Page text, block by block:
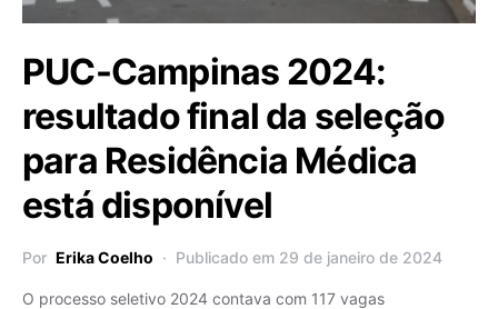
PUC-Campinas 2024:
resultado final da seleção
para Residência Médica
está disponível
Por Erika Coelho Publicado em 29 de janeiro de 2024
O processo seletivo 2024 contava com 117 vagas